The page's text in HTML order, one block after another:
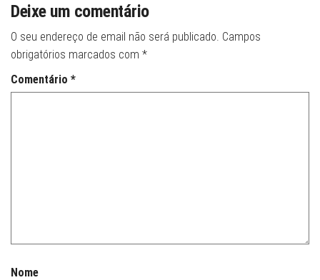
Deixe um comentário
O seu endereço de email não será publicado. Campos
obrigatórios marcados com *
Comentário *
Nome